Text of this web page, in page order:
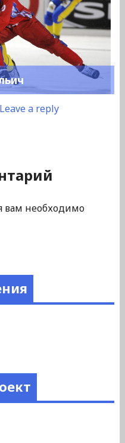
Leave a reply
вам необходимо